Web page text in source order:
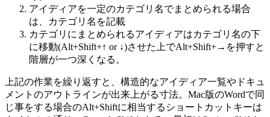
アイディアを一定のカテゴリ名でまとめられる場合
は、カテゴリ名を記載
カテゴリにまとめられるアイディアはカテゴリ名の下
に移動(Alt+Shift+↑ or ↓)させた上でAlt+Shift+→を押すと
階層が一つ深くなる。
上記の作業を繰り返すと、構造的なアイディア一覧やドキュ
メントのアウトラインが出来上がる寸法。Mac版のWordで同
じ事をする場合のAlt+Shiftに相当するショートカットキーは